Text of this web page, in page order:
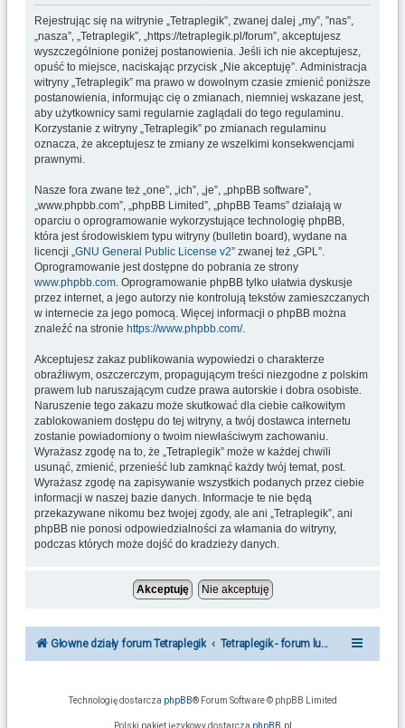
Rejestrując się na witrynie „Tetraplegik”, zwanej dalej „my”, ”nas”,
„nasza”, „Tetraplegik”, „https://tetraplegik.pl/forum”, akceptujesz
wyszczególnione poniżej postanowienia. Jeśli ich nie akceptujesz,
opuść to miejsce, naciskając przycisk „Nie akceptuję”. Administracja
witryny „Tetraplegik” ma prawo w dowolnym czasie zmienić poniższe
postanowienia, informując cię o zmianach, niemniej wskazane jest,
aby użytkownicy sami regularnie zaglądali do tego regulaminu.
Korzystanie z witryny „Tetraplegik” po zmianach regulaminu
oznacza, że akceptujesz te zmiany ze wszelkimi konsekwencjami
prawnymi.
Nasze fora zwane też „one”, „ich”, „je”, „phpBB software”,
„www.phpbb.com”, „phpBB Limited”, „phpBB Teams” działają w
oparciu o oprogramowanie wykorzystujące technologię phpBB,
która jest środowiskiem typu witryny (bulletin board), wydane na
licencji „GNU General Public License v2” zwanej też „GPL”.
Oprogramowanie jest dostępne do pobrania ze strony
www.phpbb.com. Oprogramowanie phpBB tylko ułatwia dyskusje
przez internet, a jego autorzy nie kontrolują tekstów zamieszczanych
w internecie za jego pomocą. Więcej informacji o phpBB można
znaleźć na stronie https://www.phpbb.com/.
Akceptujesz zakaz publikowania wypowiedzi o charakterze
obraźliwym, oszczerczym, propagującym treści niezgodne z polskim
prawem lub naruszającym cudze prawa autorskie i dobra osobiste.
Naruszenie tego zakazu może skutkować dla ciebie całkowitym
zablokowaniem dostępu do tej witryny, a twój dostawca internetu
zostanie powiadomiony o twoim niewłaściwym zachowaniu.
Wyrażasz zgodę na to, że „Tetraplegik” może w każdej chwili
usunąć, zmienić, przenieść lub zamknąć każdy twój temat, post.
Wyrażasz zgodę na zapisywanie wszystkich podanych przez ciebie
informacji w naszej bazie danych. Informacje te nie będą
przekazywane nikomu bez twojej zgody, ale ani „Tetraplegik”, ani
phpBB nie ponosi odpowiedzialności za włamania do witryny,
podczas których może dojść do kradzieży danych.
Głowne działy forum Tetraplegik Tetraplegik - forum ludzi po urazie
Technologię dostarcza phpBB® Forum Software © phpBB Limited
Polski pakiet językowy dostarcza phpBB.pl